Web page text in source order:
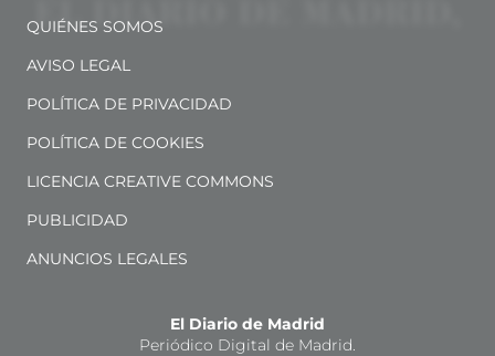
QUIÉNES SOMOS
AVISO LEGAL
POLÍTICA DE PRIVACIDAD
POLÍTICA DE COOKIES
LICENCIA CREATIVE COMMONS
PUBLICIDAD
ANUNCIOS LEGALES
El Diario de Madrid
Periódico Digital de Madrid.